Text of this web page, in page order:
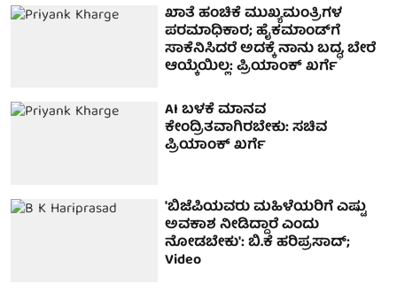
ಖಾತೆ ಹಂಚಿಕೆ ಮುಖ್ಯಮಂತ್ರಿಗಳ
ಪರಮಾಧಿಕಾರ; ಹೈಕಮಾಂಡ್‌ಗೆ
ಸಾಕೆನಿಸಿದರೆ ಅದಕ್ಕೆ ನಾನು ಬದ್ಧ, ಬೇರೆ
ಆಯ್ಕೆಯಿಲ್ಲ: ಪ್ರಿಯಾಂಕ್ ಖರ್ಗೆ
AI ಬಳಕೆ ಮಾನವ
ಕೇಂದ್ರಿತವಾಗಿರಬೇಕು: ಸಚಿವ
ಪ್ರಿಯಾಂಕ್ ಖರ್ಗೆ
'ಬಿಜೆಪಿಯವರು ಮಹಿಳೆಯರಿಗೆ ಎಷ್ಟು
ಅವಕಾಶ ನೀಡಿದ್ದಾರೆ ಎಂದು
ನೋಡಬೇಕು': ಬಿ.ಕೆ ಹರಿಪ್ರಸಾದ್;
Video